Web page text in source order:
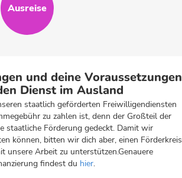
Ausreise
und deine Voraussetzungen
Dienst im Ausland
staatlich geförderten Freiwilligendiensten
zu zahlen ist, denn der Großteil der
staatliche Förderung gedeckt. Damit wir
können, bitten wir dich aber, einen Förderkreis
unsere Arbeit zu unterstützen.Genauere
findest du hier.